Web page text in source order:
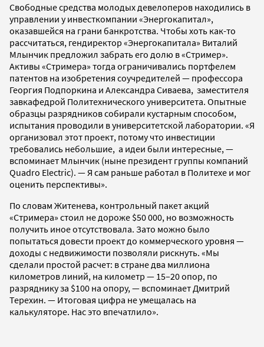
Свободные средства молодых девелоперов находились в
управлении у инвесткомпании «Энергокапитал»,
оказавшейся на грани банкротства. Чтобы хоть как-то
рассчитаться, гендиректор «Энергокапитала» Виталий
Млынчик предложил забрать его долю в «Стример».
Активы «Стримера» тогда ограничивались портфелем
патентов на изобретения соучредителей — профессора
Георгия Подпоркина и Александра Сиваева, заместителя
завкафедрой Политехнического университета. Опытные
образцы разрядников собирали кустарным способом,
испытания проводили в университетской лаборатории. «Я
организовал этот проект, потому что инвестиции
требовались небольшие, а идеи были интересные, —
вспоминает Млынчик (ныне президент группы компаний
Quadro Electric). — Я сам раньше работал в Политехе и мог
оценить перспективы».
По словам Житенева, контрольный пакет акций
«Стримера» стоил не дороже $50 000, но возможность
получить иное отсутствовала. Зато можно было
попытаться довести проект до коммерческого уровня —
доходы с недвижимости позволяли рискнуть. «Мы
сделали простой расчет: в стране два миллиона
километров линий, на километр — 15–20 опор, по
разряднику за $100 на опору, — вспоминает Дмитрий
Терехин. — Итоговая цифра не умещалась на
калькуляторе. Нас это впечатлило».